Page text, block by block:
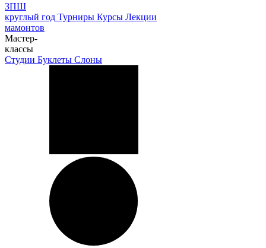
ЗПШ
круглый год Турниры Курсы Лекции
мамонтов
Мастер-
классы
Студии Буклеты Слоны